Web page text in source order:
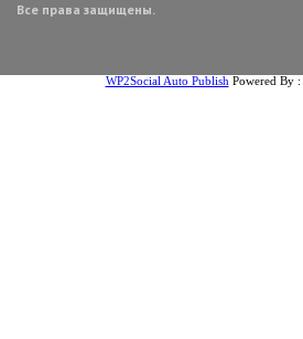
Все права защищены.
WP2Social Auto Publish Powered By :